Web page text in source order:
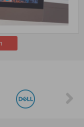
của Mỹ sản xuất.
Magic Keyboard,
được với các